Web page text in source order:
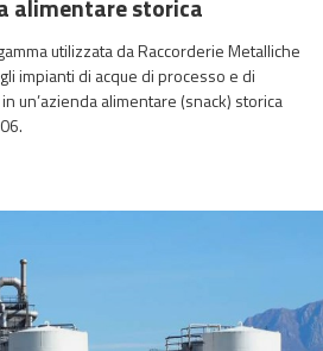
alimentare storica
utilizzata da Raccorderie Metalliche
impianti di acque di processo e di
un’azienda alimentare (snack) storica